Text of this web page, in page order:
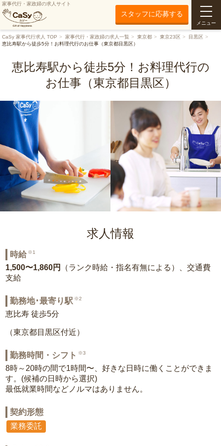
家事代行・家政婦の求人サイト
スタッフに応募する
メニュー
CaSy 家事代行求人 TOP 家事代行・家政婦の求人一覧 東京都 東京23区
目黒区
恵比寿駅から徒歩5分！お料理代行のお仕事（東京都目黒区）
恵比寿駅から徒歩5分！お料理代行の
お仕事（東京都目黒区）
求人情報
時給 ※1
1,500〜1,860円
（ランク時給・指名有無による）、交通費
支給
勤務地･最寄り駅 ※2
恵比寿 徒歩5分
（東京都目黒区付近）
勤務時間・シフト ※3
8時～20時の間で1時間〜、好きな日時に働くことができま
す。(候補の日時から選択)
最低就業時間などノルマはありません。
契約形態
業務委託